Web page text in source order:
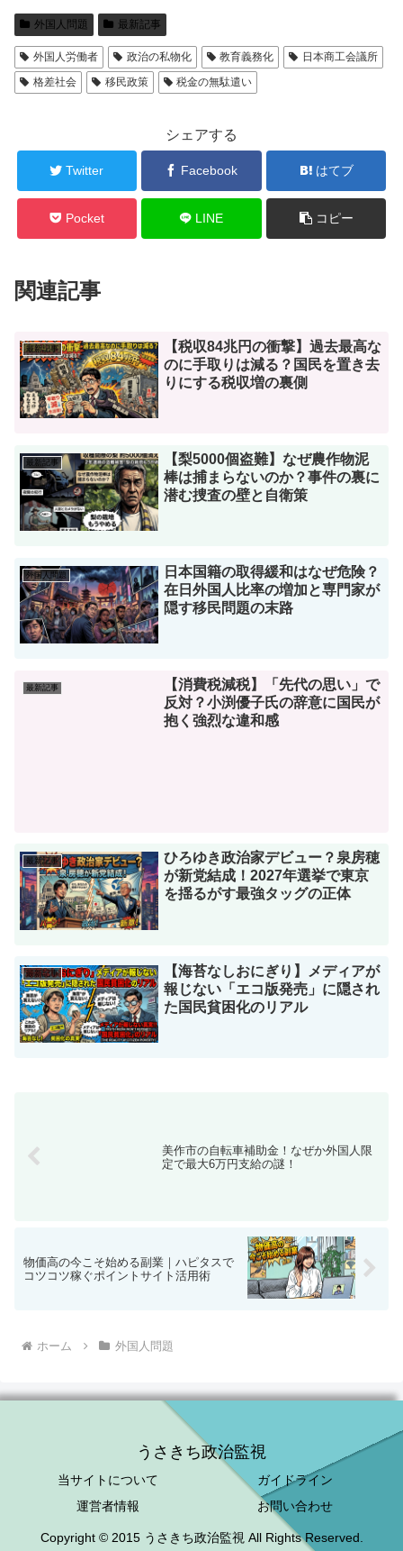
外国人問題 最新記事
外国人労働者 政治の私物化 教育義務化
日本商工会議所
格差社会
移民政策 税金の無駄遣い
シェアする
Twitter Facebook はてブ
Pocket LINE コピー
関連記事
最新記事
【税収84兆円の衝撃】過去最高な
のに手取りは減る？国民を置き去
りにする税収増の裏側
最新記事
【梨5000個盗難】なぜ農作物泥
棒は捕まらないのか？事件の裏に
潜む捜査の壁と自衛策
外国人問題
日本国籍の取得緩和はなぜ危険？
在日外国人比率の増加と専門家が
隠す移民問題の末路
最新記事
【消費税減税】「先代の思い」で
反対？小渕優子氏の辞意に国民が
抱く強烈な違和感
最新記事
外国人問題
うさきち政治監視
お問い合わせ
Copyright © 2015 うさきち政治監視 All Rights Reserved.